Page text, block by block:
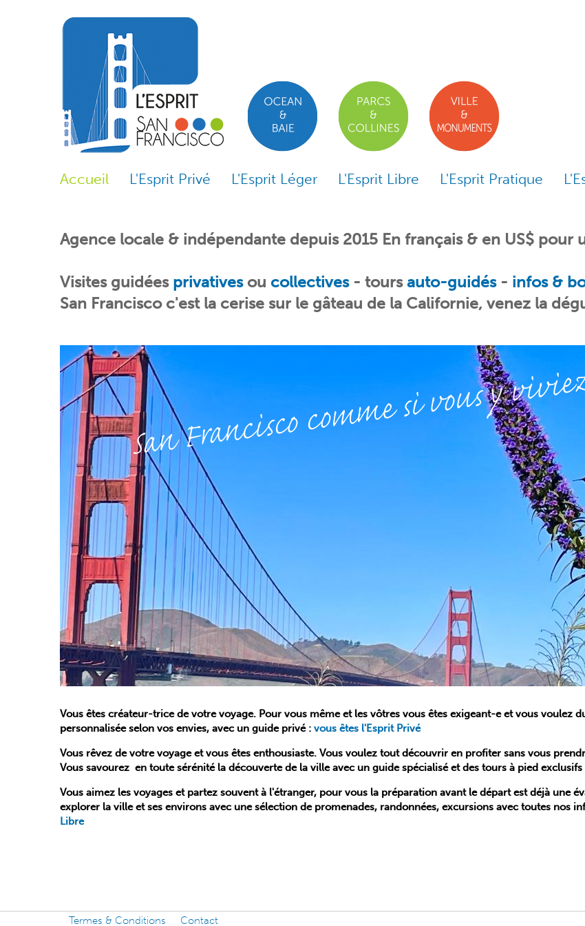
Skip to content
Skip to navigation
Accueil L'Esprit Privé L'Esprit Léger L'Esprit Libre L'Esprit Pratique
Agence locale & indépendante depuis 2015 En français & en US$ pour
Visites guidées privativesou collectives- tours auto-guidés- infos &
San Francisco c'est la cerise sur le gâteau de la Californie, venez la
San Francisco comme si vous y
Vous êtes créateur-trice de votre voyage. Pour vous même et les vôtres vous êtes exigeant-e et vous voulez
personnalisée selon vos envies, avec un guide privé : vous êtes l'Esprit Privé
Vous rêvez de votre voyage et vous êtes enthousiaste. Vous voulez tout découvrir en profiter sans vous
Vous savourez en toute sérénité la découverte de la ville avec un guide spécialisé et des tours à pied exclusifs
Vous aimez les voyages et partez souvent à l'étranger, pour vous la préparation avant le départ est déjà une
explorer la ville et ses environs avec une sélection de promenades, randonnées, excursions avec toutes nos
Libre
Termes & Conditions Contact